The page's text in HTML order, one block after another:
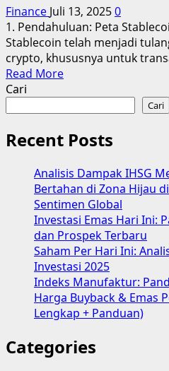
Finance Juli 13, 20250
1. Pendahuluan: Peta
Stablecoin telah menjadi
crypto, khususnya untuk
Read MoreRead
Masih
Rajai
Pasar
Stablecoin,
DeFi
Makin
Bergeser?
Cari
Cari
Recent Posts
Analisis Dampak IHSG
Bertahan di Zona Hijau
Sentimen Global
Investasi Emas Hari Ini:
dan Prospek Terbaru
Saham Per Hari Ini:
Investasi 2025
Indeks Manufaktur:
Harga Buyback & Emas
Lengkap + Panduan)
Categories